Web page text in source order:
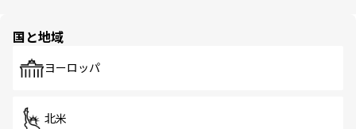
で、ホーカーズは地元の風情を楽しめる外せないスポット
国と地域
ヨーロッパ
北米